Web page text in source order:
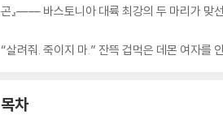
곤』―― 바스토니아 대륙 최강의 두 마리가 맞
“살려줘. 죽이지 마.” 잔뜩 겁먹은 데몬 여자를
목차